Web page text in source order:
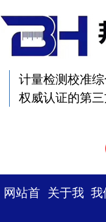
计量检测校准
权威认证的第
网站首 关于我 我